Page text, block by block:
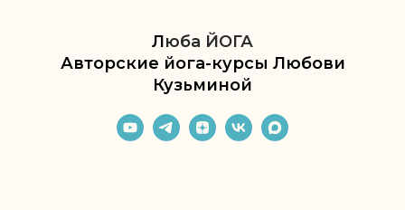
Люба ЙОГА
Авторские йога-курсы Любови
Кузьминой